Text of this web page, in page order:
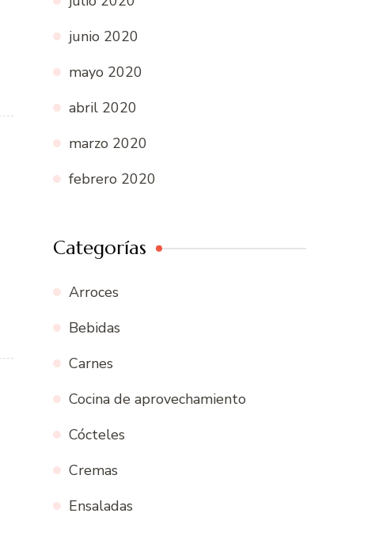
junio 2020
mayo 2020
abril 2020
marzo 2020
febrero 2020
Categorías
Arroces
Bebidas
Carnes
Cocina de aprovechamiento
Cócteles
Cremas
Ensaladas